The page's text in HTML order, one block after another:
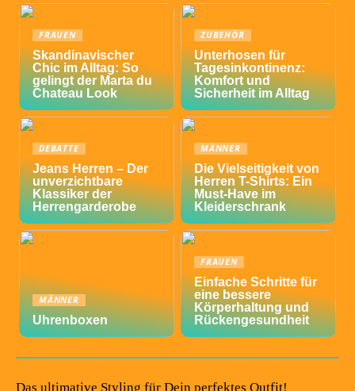
FRAUEN
Skandinavischer
Chic im Alltag: So
gelingt der Marta du
Chateau Look
ZUBEHÖR
Unterhosen für
Tagesinkontinenz:
Komfort und
Sicherheit im Alltag
DEBATTE
Jeans Herren – Der
unverzichtbare
Klassiker der
Herrengarderobe
MÄNNER
Die Vielseitigkeit von
Herren T-Shirts: Ein
Must-Have im
Kleiderschrank
MÄNNER
Uhrenboxen
FRAUEN
Einfache Schritte für
eine bessere
Körperhaltung und
Rückengesundheit
Das ultimative Styling für Dein perfektes Outfit!